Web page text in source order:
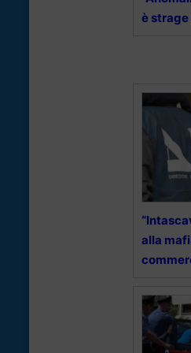
è strage
alla